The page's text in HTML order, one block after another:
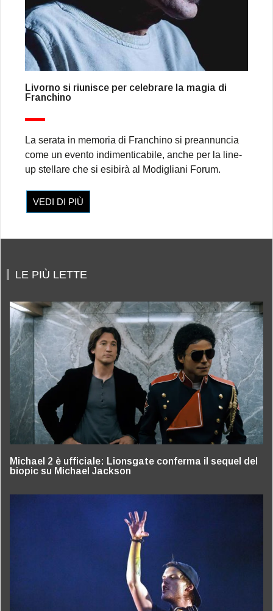
Livorno si riunisce per celebrare la magia di
Franchino
La serata in memoria di Franchino si preannuncia
come un evento indimenticabile, anche per la line-
up stellare che si esibirà al Modigliani Forum.
VEDI DI PIÙ
LE PIÙ LETTE
Michael 2 è ufficiale: Lionsgate conferma il sequel del
biopic su Michael Jackson